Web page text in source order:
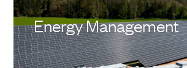
Energy Management